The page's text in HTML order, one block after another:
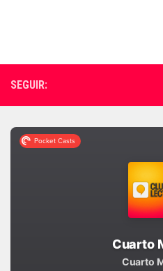
SEGUIR: